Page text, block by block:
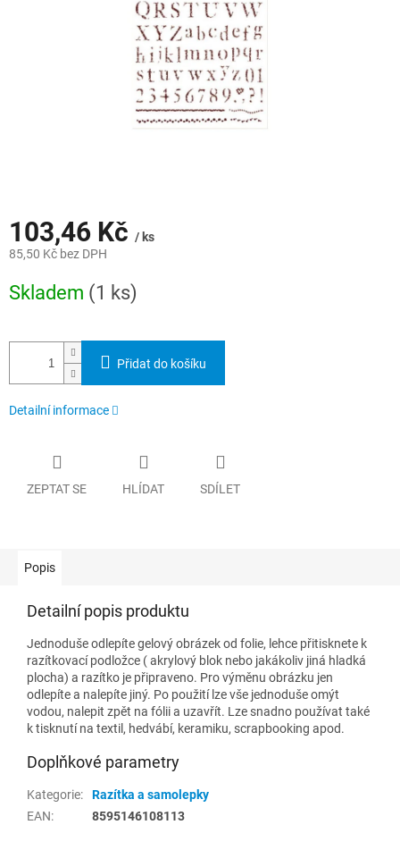
103,46 Kč / ks
85,50 Kč bez DPH
cena:
Skladem (1 ks)
Přidat do košíku
Detailní informace
ZEPTAT SE HLÍDAT SDÍLET
Popis
Detailní popis produktu
Jednoduše odlepíte gelový obrázek od folie, lehce přitisknete k
razítkovací podložce ( akrylový blok nebo jakákoliv jiná hladká
plocha) a razítko je připraveno. Pro výměnu obrázku jen
odlepíte a nalepíte jiný. Po použití lze vše jednoduše omýt
vodou, nalepit zpět na fólii a uzavřít. Lze snadno používat také
k tisknutí na textil, hedvábí, keramiku, scrapbooking apod.
Doplňkové parametry
Kategorie:
Razítka a samolepky
EAN: 8595146108113